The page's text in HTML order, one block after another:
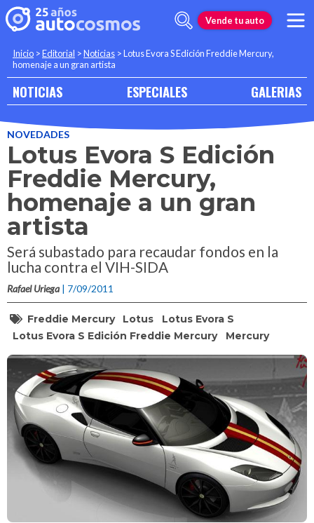
Vende tu auto
Inicio >Editorial >Noticias >Lotus Evora S Edición Freddie Mercury,
homenaje a un gran artista
NOTICIAS ESPECIALES GALERIAS
NOVEDADES
Lotus Evora S Edición
Freddie Mercury,
homenaje a un gran
artista
Será subastado para recaudar fondos en la
lucha contra el VIH-SIDA
Rafael Uriega | 7/09/2011
Freddie Mercury Lotus
Lotus Evora S
Lotus Evora S Edición Freddie Mercury
Mercury